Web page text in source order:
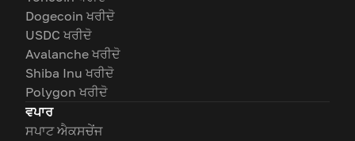
Dogecoin ਖਰੀਦੋ
USDC ਖਰੀਦੋ
Avalanche ਖਰੀਦੋ
Shiba Inu ਖਰੀਦੋ
Polygon ਖਰੀਦੋ
ਵਪਾਰ
ਸਪਾਟ ਐਕਸਚੇਂਜ